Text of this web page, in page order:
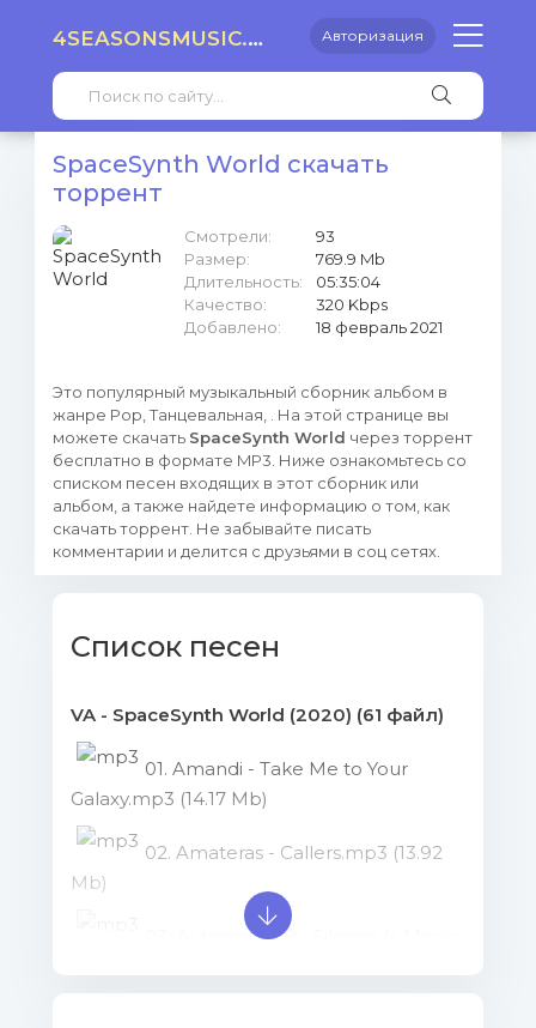
4SEASONSMUSIC.RU Авторизация
SpaceSynth World скачать
торрент
Смотрели:
93
Размер:
769.9 Mb
Длительность:
05:35:04
Качество:
320 Kbps
Добавлено:
18 февраль 2021
Это популярный музыкальный сборник альбом в
жанре Pop, Танцевальная, . На этой странице вы
можете скачать SpaceSynth World через торрент
бесплатно в формате MP3. Ниже ознакомьтесь со
списком песен входящих в этот сборник или
альбом, а также найдете информацию о том, как
скачать торрент. Не забывайте писать
комментарии и делится с друзьями в соц сетях.
Список песен
VA - SpaceSynth World (2020) (61 файл)
01. Amandi - Take Me to Your
Galaxy.mp3 (14.17 Mb)
02. Amateras - Callers.mp3 (13.92
Mb)
03. Automat 428 - Silence Is Magic